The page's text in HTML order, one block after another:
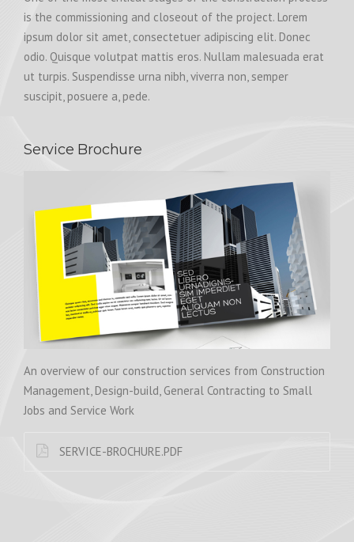
is the commissioning and closeout of the project. Lorem
ipsum dolor sit amet, consectetuer adipiscing elit. Donec
odio. Quisque volutpat mattis eros. Nullam malesuada erat
ut turpis. Suspendisse urna nibh, viverra non, semper
suscipit, posuere a, pede.
Service Brochure
An overview of our construction services from Construction
Management, Design-build, General Contracting to Small
Jobs and Service Work
SERVICE-BROCHURE.PDF